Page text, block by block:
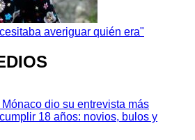
averiguar quién era"
dio su entrevista más
18 años: novios, bulos y